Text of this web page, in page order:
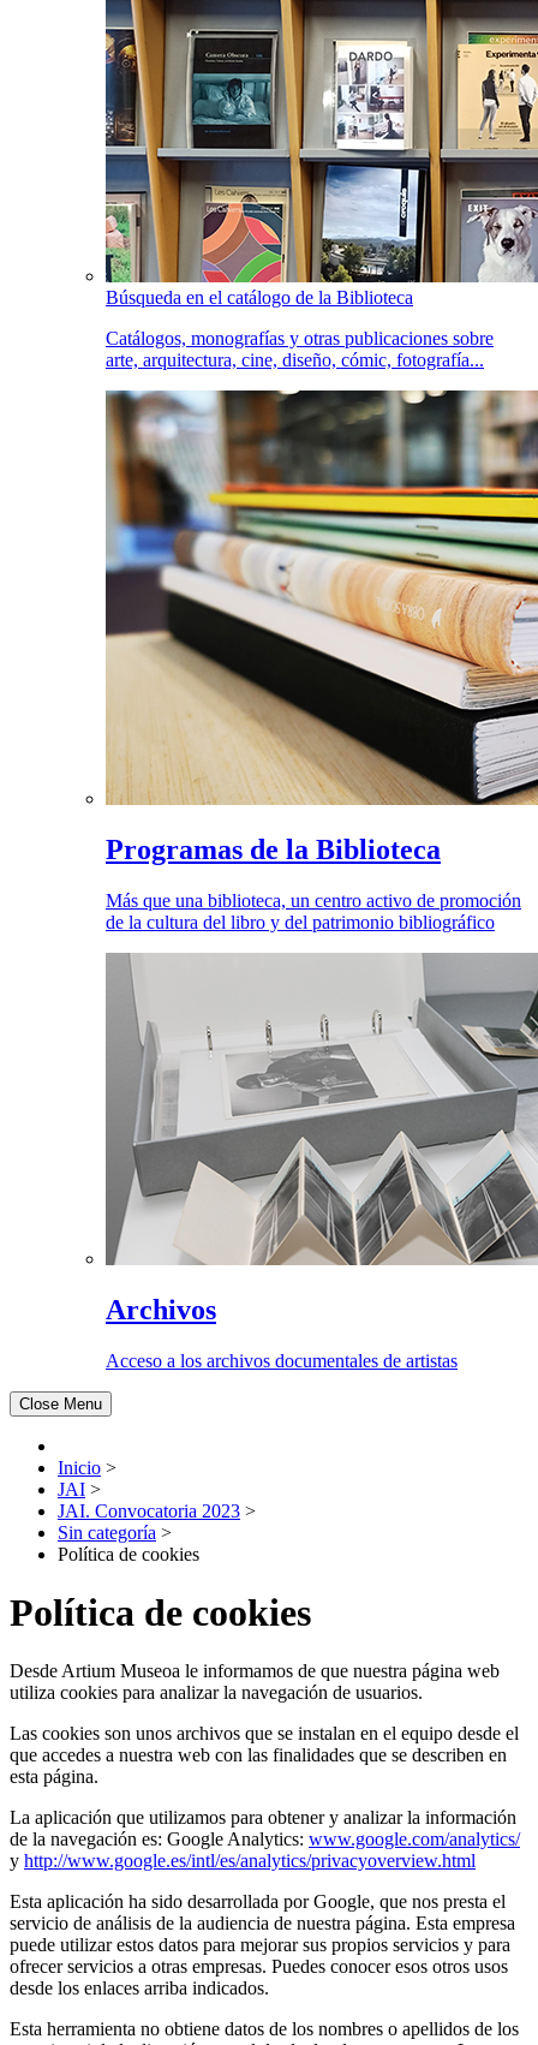
Búsqueda en el catálogo de la Biblioteca
Catálogos, monografías y otras publicaciones sobre
arte, arquitectura, cine, diseño, cómic, fotografía...
Programas de la Biblioteca
Más que una biblioteca, un centro activo de promoción
de la cultura del libro y del patrimonio bibliográfico
Archivos
Acceso a los archivos documentales de artistas
Close Menu
Inicio >
JAI >
JAI. Convocatoria 2023 >
Sin categoría >
Política de cookies
Política de cookies
Desde Artium Museoa le informamos de que nuestra página web
utiliza cookies para analizar la navegación de usuarios.
Las cookies son unos archivos que se instalan en el equipo desde el
que accedes a nuestra web con las finalidades que se describen en
esta página.
La aplicación que utilizamos para obtener y analizar la información
de la navegación es: Google Analytics: www.google.com/analytics/
y http://www.google.es/intl/es/analytics/privacyoverview.html
Esta aplicación ha sido desarrollada por Google, que nos presta el
servicio de análisis de la audiencia de nuestra página. Esta empresa
puede utilizar estos datos para mejorar sus propios servicios y para
ofrecer servicios a otras empresas. Puedes conocer esos otros usos
desde los enlaces arriba indicados.
Esta herramienta no obtiene datos de los nombres o apellidos de los